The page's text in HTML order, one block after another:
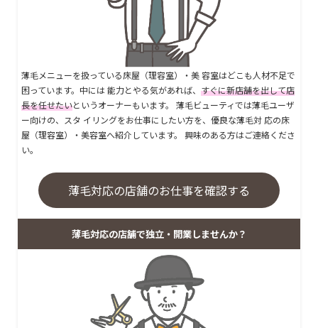
薄毛メニューを扱っている床屋（理容室）・美 容室はどこも人材不足で
困っています。中には 能力とやる気があれば、 すぐに新店舗を出して店
長を任せたいというオーナーもいます。 薄毛ビューティでは薄毛ユーザ
ー向けの、スタ イリングをお仕事にしたい方を、優良な薄毛対 応の床
屋（理容室）・美容室へ紹介しています。 興味のある方はご連絡くださ
い。
薄毛対応の店舗のお仕事を確認する
薄毛対応の店舗で独立・開業しませんか？